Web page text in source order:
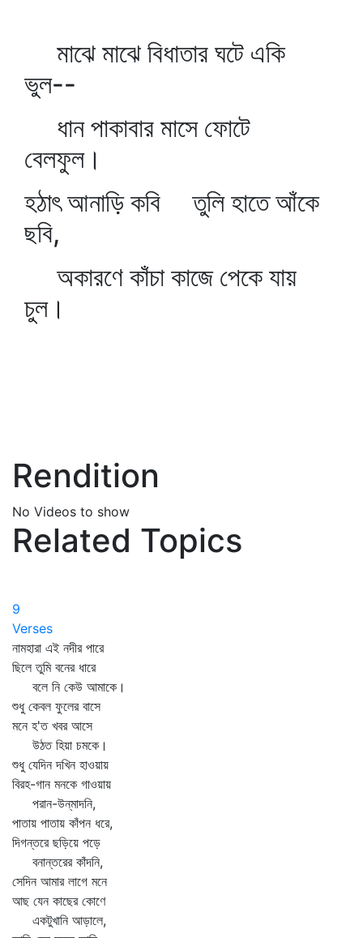
মাঝে মাঝে বিধাতার ঘটে একি
ভুল--
ধান পাকাবার মাসে ফোটে
বেলফুল।
হঠাৎ আনাড়ি কবি তুলি হাতে আঁকে
ছবি,
অকারণে কাঁচা কাজে পেকে যায়
চুল।
Rendition
No Videos to show
Related Topics
9
Verses
নামহারা এই নদীর পারে
ছিলে তুমি বনের ধারে
বলে নি কেউ আমাকে।
শুধু কেবল ফুলের বাসে
মনে হ'ত খবর আসে
উঠত হিয়া চমকে।
শুধু যেদিন দখিন হাওয়ায়
বিরহ-গান মনকে গাওয়ায়
পরান-উন্‌মাদনি,
পাতায় পাতায় কাঁপন ধরে,
দিগন্তরে ছড়িয়ে পড়ে
বনান্তরের কাঁদনি,
সেদিন আমার লাগে মনে
আছ যেন কাছের কোণে
একটুখানি আড়ালে,